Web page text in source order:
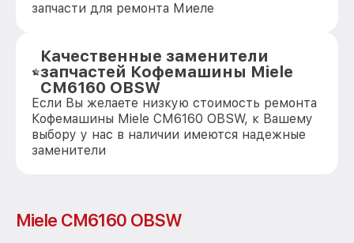
запчасти для ремонта Миеле
Качественные заменители
запчастей Кофемашины Miele
CM6160 OBSW
Если Вы желаете низкую стоимость ремонта
Кофемашины Miele CM6160 OBSW, к Вашему
выбору у нас в наличии имеются надежные
заменители
Miele CM6160 OBSW